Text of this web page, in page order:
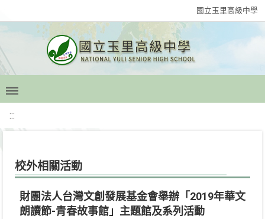
國立玉里高級中學
:::
校外相關活動
財團法人台灣文創發展基金會舉辦「2019年華文
朗讀節-青春故事館」主題館及系列活動